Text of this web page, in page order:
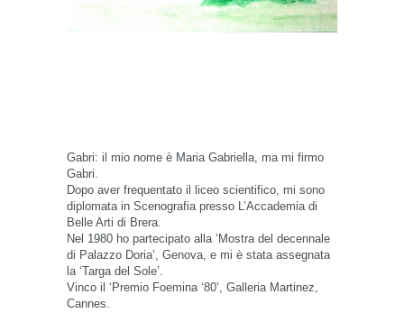
Gabri: il mio nome è Maria Gabriella, ma mi firmo
Gabri.
Dopo aver frequentato il liceo scientifico, mi sono
diplomata in Scenografia presso L’Accademia di
Belle Arti di Brera.
Nel 1980 ho partecipato alla ‘Mostra del decennale
di Palazzo Doria’, Genova, e mi è stata assegnata
la ‘Targa del Sole’.
Vinco il ‘Premio Foemina ‘80’, Galleria Martinez,
Cannes.